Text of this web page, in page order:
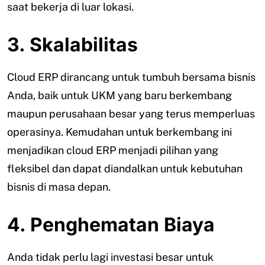
saat bekerja di luar lokasi.
3. Skalabilitas
Cloud ERP dirancang untuk tumbuh bersama bisnis
Anda, baik untuk UKM yang baru berkembang
maupun perusahaan besar yang terus memperluas
operasinya. Kemudahan untuk berkembang ini
menjadikan cloud ERP menjadi pilihan yang
fleksibel dan dapat diandalkan untuk kebutuhan
bisnis di masa depan.
4. Penghematan Biaya
Anda tidak perlu lagi investasi besar untuk